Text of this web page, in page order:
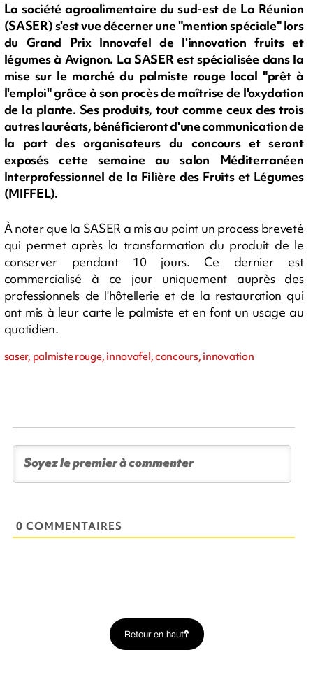
La société agroalimentaire du sud-est de La Réunion
(SASER) s'est vue décerner une "mention spéciale" lors
du Grand Prix Innovafel de l'innovation fruits et
légumes à Avignon. La SASER est spécialisée dans la
mise sur le marché du palmiste rouge local "prêt à
l'emploi" grâce à son procès de maîtrise de l'oxydation
de la plante. Ses produits, tout comme ceux des trois
autres lauréats, bénéficieront d'une communication de
la part des organisateurs du concours et seront
exposés cette semaine au salon Méditerranéen
Interprofessionnel de la Filière des Fruits et Légumes
(MIFFEL).
À noter que la SASER a mis au point un process breveté
qui permet après la transformation du produit de le
conserver pendant 10 jours. Ce dernier est
commercialisé à ce jour uniquement auprès des
professionnels de l'hôtellerie et de la restauration qui
ont mis à leur carte le palmiste et en font un usage au
quotidien.
saser, palmiste rouge, innovafel, concours, innovation
0 COMMENTAIRES
Retour en haut